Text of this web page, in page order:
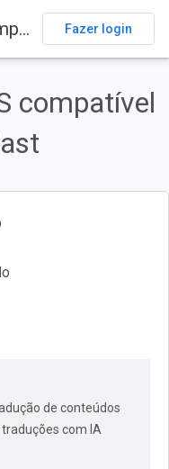
Tornar um app iOS compatível com o Cast Fazer login
compatível
de conteúdos
com IA